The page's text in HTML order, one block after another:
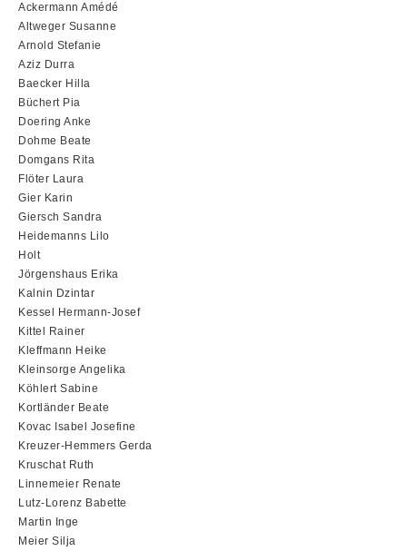
Ackermann Amédé
Altweger Susanne
Arnold Stefanie
Aziz Durra
Baecker Hilla
Büchert Pia
Doering Anke
Dohme Beate
Domgans Rita
Flöter Laura
Gier Karin
Giersch Sandra
Heidemanns Lilo
Holt
Jörgenshaus Erika
Kalnin Dzintar
Kessel Hermann-Josef
Kittel Rainer
Kleffmann Heike
Kleinsorge Angelika
Köhlert Sabine
Kortländer Beate
Kovac Isabel Josefine
Kreuzer-Hemmers Gerda
Kruschat Ruth
Linnemeier Renate
Lutz-Lorenz Babette
Martin Inge
Meier Silja